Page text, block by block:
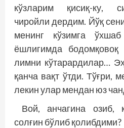
кўзларим қисиқ-ку,
чиройли дердим. Йўқ
менинг кўзимга
ёшлигимда
лимни кўтарардилар…
қанча вақт ўтди. Тўғри,
лекин улар мендан юз
Вой, анчагина озиб,
солғин бўлиб қолибдими?